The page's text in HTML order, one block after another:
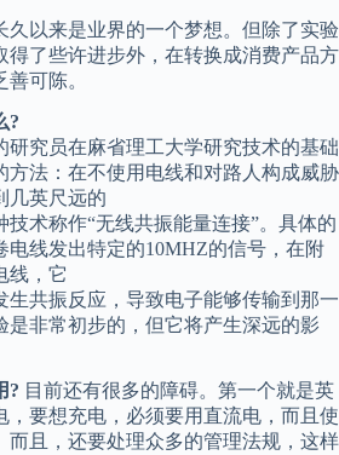
以来是业界的一个梦想。但除了实验
得了些许进步外，在转换成消费产品方
可陈。
?
研究员在麻省理工大学研究技术的基础
方法：在不使用电线和对路人构成威胁
几英尺远的
术称作“无线共振能量连接”。具体的
电线发出特定的10MHZ的信号，在附
线，它
生共振反应，导致电子能够传输到那一
是非常初步的，但它将产生深远的影
? 目前还有很多的障碍。第一个就是英
，要想充电，必须要用直流电，而且使
而且，还要处理众多的管理法规，这样